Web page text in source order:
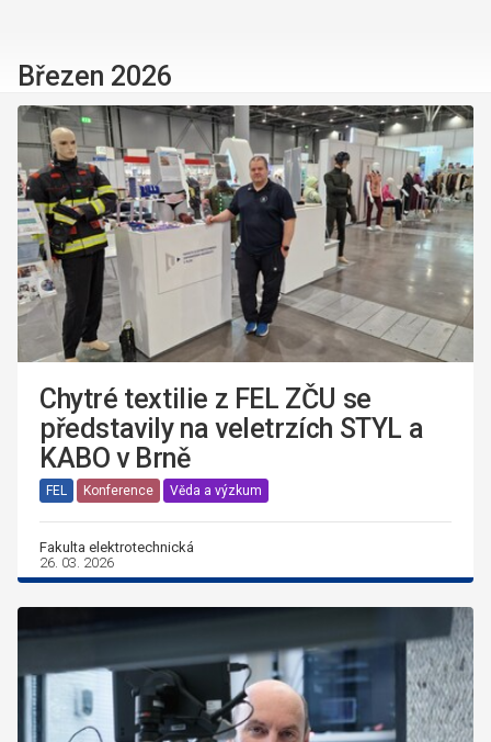
Březen 2026
Chytré textilie z FEL ZČU se
představily na veletrzích STYL a
KABO v Brně
FEL Konference Věda a výzkum
Fakulta elektrotechnická
26. 03. 2026